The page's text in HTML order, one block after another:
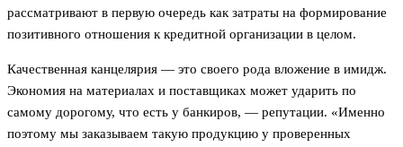
рассматривают в первую очередь как затраты на формирование
позитивного отношения к кредитной организации в целом.
Качественная канцелярия — это своего рода вложение в имидж.
Экономия на материалах и поставщиках может ударить по
самому дорогому, что есть у банкиров, — репутации. «Именно
поэтому мы заказываем такую продукцию у проверенных